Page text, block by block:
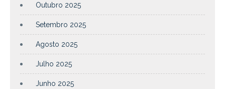
Outubro 2025
Setembro 2025
Agosto 2025
Julho 2025
Junho 2025